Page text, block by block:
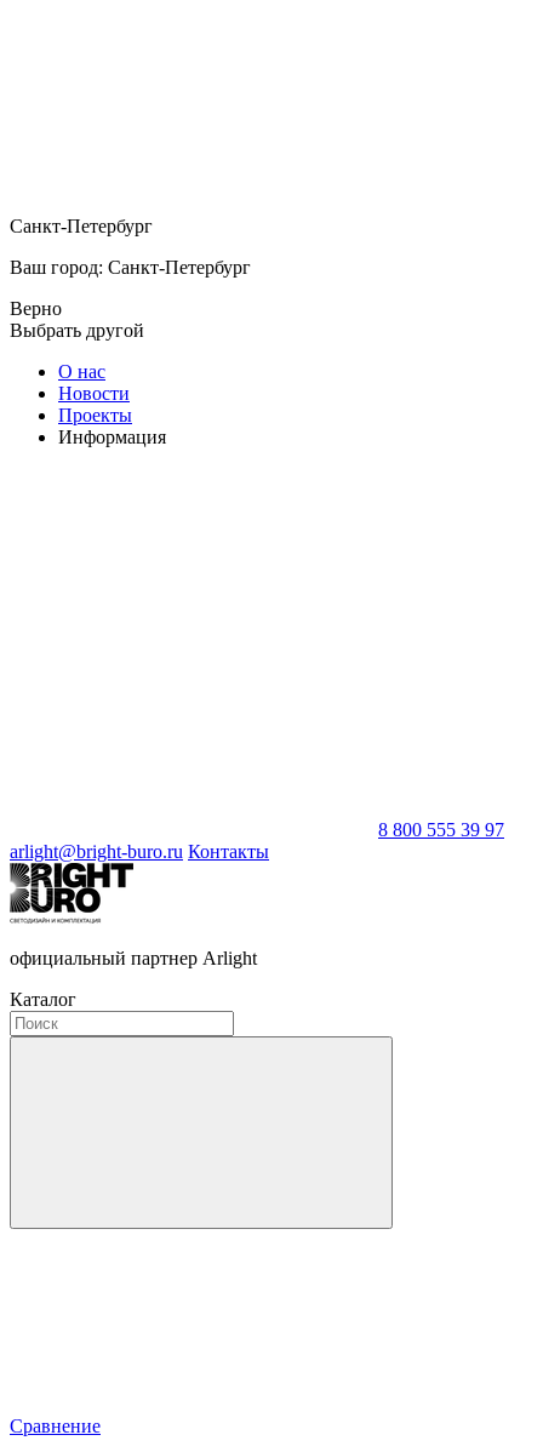
Санкт-Петербург
Ваш город: Санкт-Петербург
Верно
Выбрать другой
О нас
Новости
Проекты
Информация
8 800 555 39 97
arlight@bright-buro.ru Контакты
официальный партнер Arlight
Каталог
Сравнение